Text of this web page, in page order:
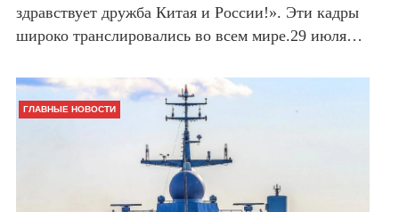
здравствует дружба Китая и России!». Эти кадры
широко транслировались во всем мире.29 июля…
ГЛАВНЫЕ НОВОСТИ